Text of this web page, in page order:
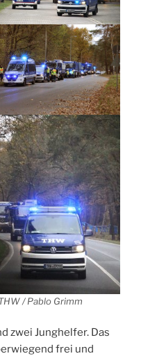
/ Pablo Grimm
zwei Junghelfer. Das
frei und